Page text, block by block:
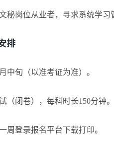
岗位从业者，寻求系统学习
排
旬（以准考证为准）。
闭卷），每科时长150分钟。
登录报名平台下载打印。